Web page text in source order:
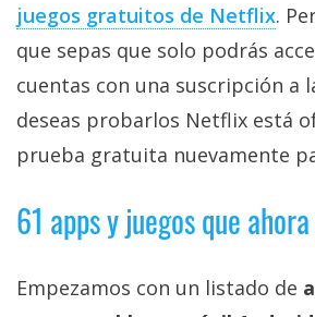
juegos gratuitos de Netflix‎.
que sepas que solo podrás
cuentas con una suscripción a
deseas probarlos Netflix está
prueba gratuita nuevamente
61 apps y juegos que
Empezamos con un listado de